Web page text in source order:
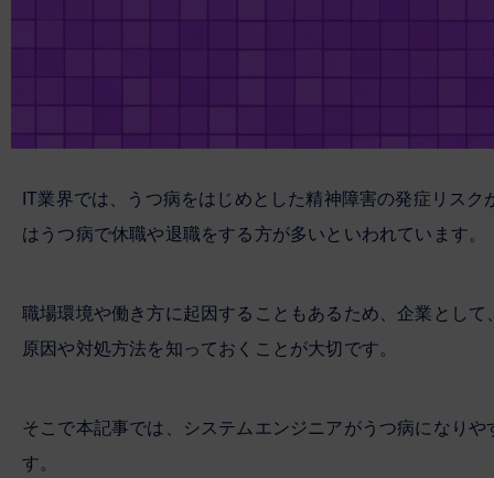
IT業界では、うつ病をはじめとした精神障害の発症リス
はうつ病で休職や退職をする方が多いといわれています。
職場環境や働き方に起因することもあるため、企業とし
原因や対処方法を知っておくことが大切です。
そこで本記事では、システムエンジニアがうつ病になり
す。